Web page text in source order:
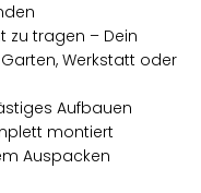
zu tragen – Dein
Werkstatt oder
lästiges Aufbauen
montiert
Auspacken